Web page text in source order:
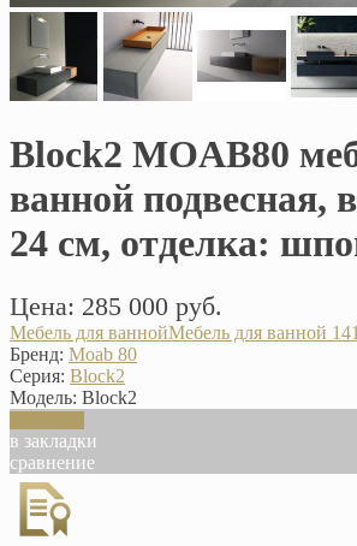
Block2 MOAB80
ванной подвесная,
24 см, отделка:
Цена: 285 000 руб.
Мебель для ваннойМебель для ванной
Бренд: Moab 80
Серия: Block2
Модель: Block2
в закладки
сравнение